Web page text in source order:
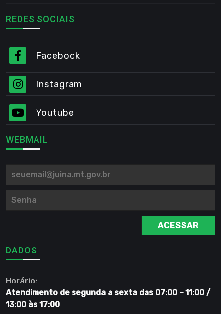
REDES SOCIAIS
Facebook
Instagram
Youtube
WEBMAIL
ACESSAR
DADOS
Horário:
Atendimento de segunda a sexta das 07:00 – 11:00 /
13:00 às 17:00